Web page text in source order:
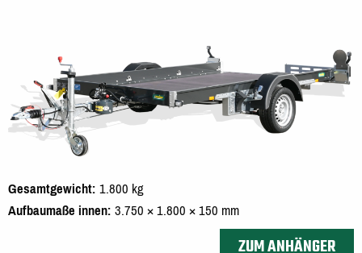
Gesamtgewicht 1.800 kg
Aufbaumaße innen 3.750 × 1.800 × 150 mm
ZUM ANHÄNGER